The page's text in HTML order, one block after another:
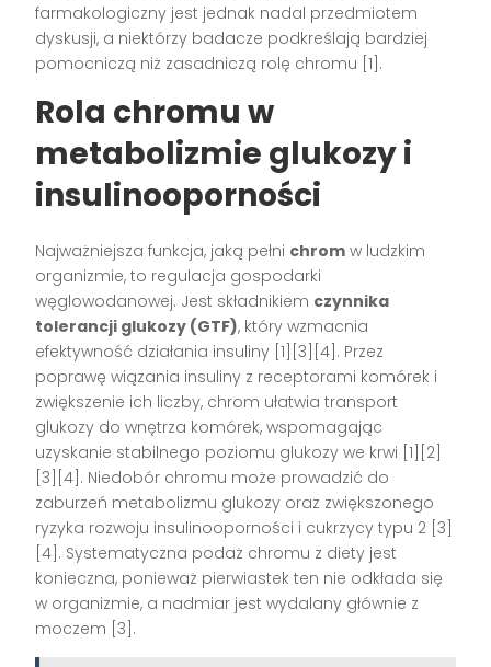
farmakologiczny jest jednak nadal przedmiotem
dyskusji, a niektórzy badacze podkreślają bardziej
pomocniczą niż zasadniczą rolę chromu [1].
Rola chromu w
metabolizmie glukozy i
insulinooporności
Najważniejsza funkcja, jaką pełni chrom w ludzkim
organizmie, to regulacja gospodarki
węglowodanowej. Jest składnikiem czynnika
tolerancji glukozy (GTF), który wzmacnia
efektywność działania insuliny [1][3][4]. Przez
poprawę wiązania insuliny z receptorami komórek i
zwiększenie ich liczby, chrom ułatwia transport
glukozy do wnętrza komórek, wspomagając
uzyskanie stabilnego poziomu glukozy we krwi [1][2]
[3][4]. Niedobór chromu może prowadzić do
zaburzeń metabolizmu glukozy oraz zwiększonego
ryzyka rozwoju insulinooporności i cukrzycy typu 2 [3]
[4]. Systematyczna podaż chromu z diety jest
konieczna, ponieważ pierwiastek ten nie odkłada się
w organizmie, a nadmiar jest wydalany głównie z
moczem [3].